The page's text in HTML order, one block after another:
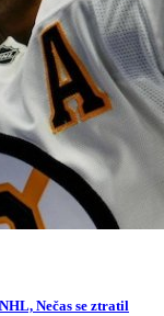
Nečas se ztratil